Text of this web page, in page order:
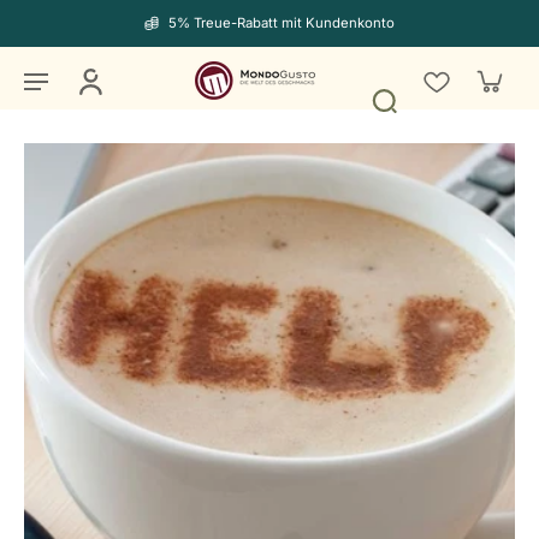
5% Treue-Rabatt mit Kundenkonto